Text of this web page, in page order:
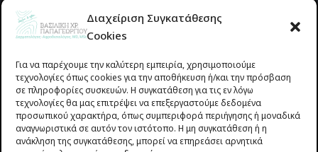
Διαχείριση Συγκατάθεσης
Cookies
Για να παρέχουμε την καλύτερη εμπειρία, χρησιμοποιούμε
τεχνολογίες όπως cookies για την αποθήκευση ή/και την πρόσβαση
σε πληροφορίες συσκευών. Η συγκατάθεση για τις εν λόγω
τεχνολογίες θα μας επιτρέψει να επεξεργαστούμε δεδομένα
προσωπικού χαρακτήρα, όπως συμπεριφορά περιήγησης ή μοναδικά
αναγνωριστικά σε αυτόν τον ιστότοπο. Η μη συγκατάθεση ή η
ανάκληση της συγκατάθεσης, μπορεί να επηρεάσει αρνητικά